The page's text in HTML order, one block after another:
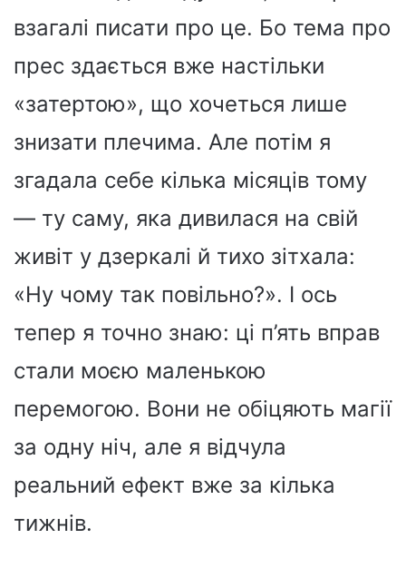
взагалі писати про це. Бо тема про
прес здається вже настільки
«затертою», що хочеться лише
знизати плечима. Але потім я
згадала себе кілька місяців тому
— ту саму, яка дивилася на свій
живіт у дзеркалі й тихо зітхала:
«Ну чому так повільно?». І ось
тепер я точно знаю: ці п’ять вправ
стали моєю маленькою
перемогою. Вони не обіцяють магії
за одну ніч, але я відчула
реальний ефект вже за кілька
тижнів.